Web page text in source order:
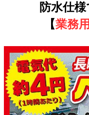
防水仕
【業務